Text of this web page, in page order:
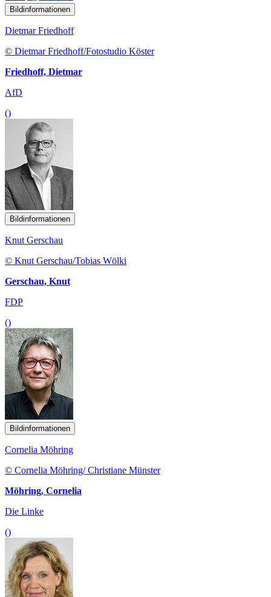
Bildinformationen
Dietmar Friedhoff
© Dietmar Friedhoff/Fotostudio Köster
Friedhoff, Dietmar
AfD
()
Bildinformationen
Knut Gerschau
© Knut Gerschau/Tobias Wölki
Gerschau, Knut
FDP
()
Bildinformationen
Cornelia Möhring
© Cornelia Möhring/ Christiane Münster
Möhring, Cornelia
Die Linke
()